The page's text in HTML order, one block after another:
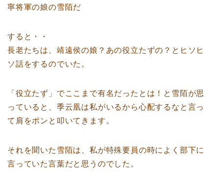
寧将軍の娘の雪陌だ
すると・・
長老たちは、靖遠侯の娘？あの役立たずの？とヒソヒ
ソ話をするのでいた。
「役立たず」でここまで有名だったとは！と雪陌が思
っていると、季云凰は私がいるから心配するなと言っ
て肩をポンと叩いてきます。
それを聞いた雪陌は、私が特殊要員の時によく部下に
言っていた言葉だと思うのでした。